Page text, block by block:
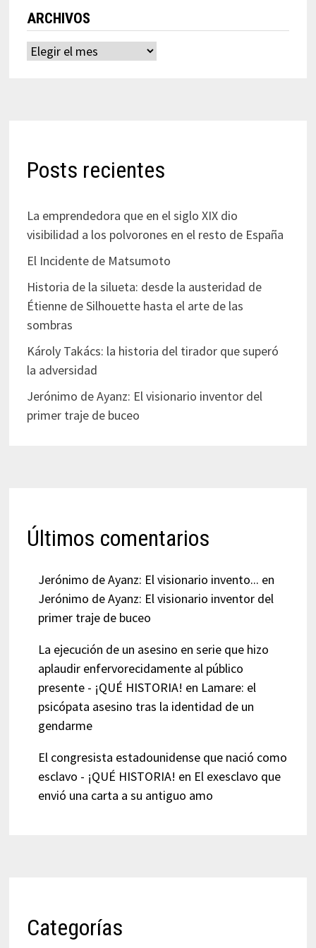
ARCHIVOS
Archivos
Posts recientes
La emprendedora que en el siglo XIX dio
visibilidad a los polvorones en el resto de España
El Incidente de Matsumoto
Historia de la silueta: desde la austeridad de
Étienne de Silhouette hasta el arte de las
sombras
Károly Takács: la historia del tirador que superó
la adversidad
Jerónimo de Ayanz: El visionario inventor del
primer traje de buceo
Últimos comentarios
Jerónimo de Ayanz: El visionario invento... en
Jerónimo de Ayanz: El visionario inventor del
primer traje de buceo
La ejecución de un asesino en serie que hizo
aplaudir enfervorecidamente al público
presente - ¡QUÉ HISTORIA! en Lamare: el
psicópata asesino tras la identidad de un
gendarme
El congresista estadounidense que nació como
esclavo - ¡QUÉ HISTORIA! en El exesclavo que
envió una carta a su antiguo amo
Categorías